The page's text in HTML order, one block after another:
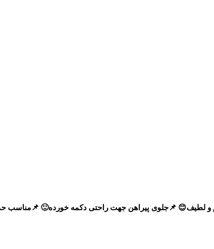
پیراهن جهت راحتی دکمه خورده🙂 📌مناسب حدودا ۱/۵تا۷-۸